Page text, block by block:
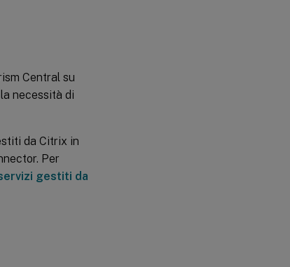
Central su
necessità di
da Citrix in
Per
gestiti da